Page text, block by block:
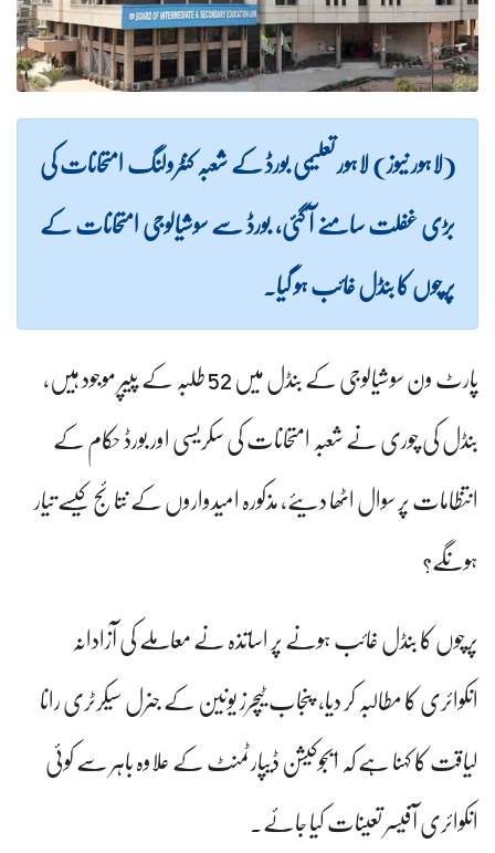
(لاہور نیوز) لاہور تعلیمی بورڈ کے شعبہ کنٹرولنگ امتحانات کی
بڑی غفلت سامنے آ گئی، بورڈ سے سوشیالوجی امتحانات کے
پرچوں کا بنڈل غائب ہو گیا۔
پارٹ ون سوشیالوجی کے بنڈل میں 52 طلبہ کے پیپر موجود ہیں،
بنڈل کی چوری نے شعبہ امتحانات کی سکریسی اور بورڈ حکام کے
انتظامات پر سوال اٹھا دیئے، مذکورہ امیدواروں کے نتائج کیسے تیار
ہونگے؟
پرچوں کا بنڈل غائب ہونے پر اساتذہ نے معاملے کی آزادانہ
انکوائری کا مطالبہ کر دیا،پنجاب ٹیچرز یونین کے جنرل سیکرٹری رانا
لیاقت کا کہنا ہے کہایجوکیشن ڈیپارٹمنٹ کے علاوہ باہر سے کوئی
انکوائری آفیسر تعینات کیا جائے۔